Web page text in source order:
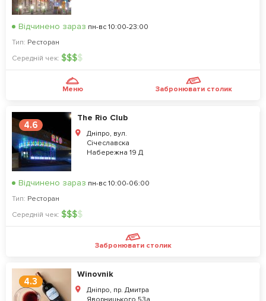
Відчинено зараз пн-вс 10:00-23:00
Тип: Ресторан
Середній чек: $$$$
Меню Забронювати столик
4.6
The Rio Club
Дніпро, вул.
Сiчеславска
Набережна 19 Д
Відчинено зараз пн-вс 10:00-06:00
Тип: Ресторан
Середній чек: $$$$
Забронювати столик
4.3
Winovnik
Дніпро, пр. Дмитра